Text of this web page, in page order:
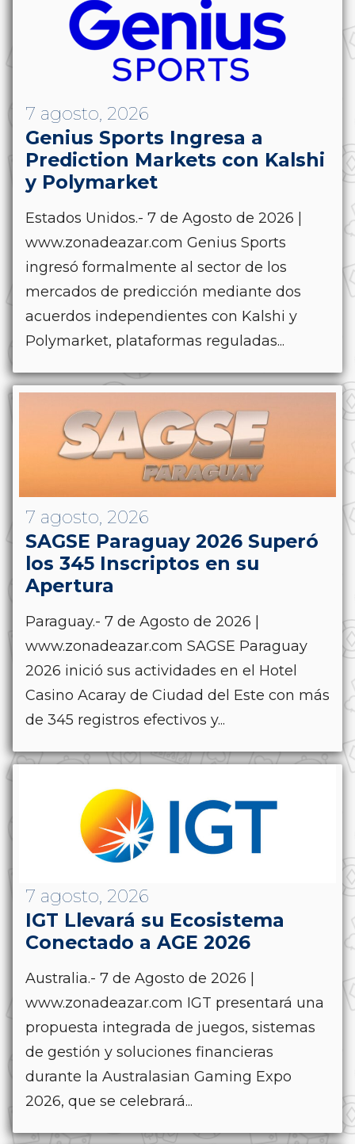
7 agosto, 2026
Genius Sports Ingresa a
Prediction Markets con Kalshi
y Polymarket
Estados Unidos.- 7 de Agosto de 2026 |
www.zonadeazar.com Genius Sports
ingresó formalmente al sector de los
mercados de predicción mediante dos
acuerdos independientes con Kalshi y
Polymarket, plataformas reguladas...
7 agosto, 2026
SAGSE Paraguay 2026 Superó
los 345 Inscriptos en su
Apertura
Paraguay.- 7 de Agosto de 2026 |
www.zonadeazar.com SAGSE Paraguay
2026 inició sus actividades en el Hotel
Casino Acaray de Ciudad del Este con más
de 345 registros efectivos y...
7 agosto, 2026
IGT Llevará su Ecosistema
Conectado a AGE 2026
Australia.- 7 de Agosto de 2026 |
www.zonadeazar.com IGT presentará una
propuesta integrada de juegos, sistemas
de gestión y soluciones financieras
durante la Australasian Gaming Expo
2026, que se celebrará...